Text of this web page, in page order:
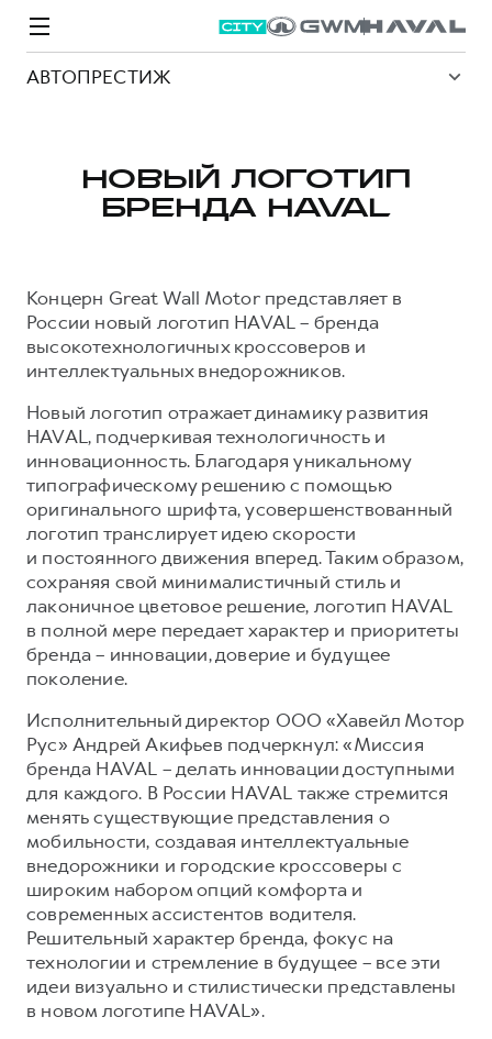
АВТОПРЕСТИЖ
M6
от 2 049 000 ₽
JOLION
от 2 049 000 ₽
DARGO
от 3 199 000 ₽
DARGO X
от 3 499 000 ₽
F7
от 2 899 000 ₽
F7X
от 3 599 000 ₽
POER
от 3 449 000 ₽
ВЫБОР И ПОКУПКА
Автомобили в наличии
Конфигуратор HAVAL
Аксессуары HAVAL
Каталоги и прайс-листы
Программа «HAVAL Защита+»
Тест-драйв
Трейд-ин
КРЕДИТ И СТРАХОВАНИЕ
Кредитный калькулятор
Кредит
КОРПОРАТИВНЫМ КЛИЕНТАМ
Для малого бизнеса
Корпоративным клиентам
Крупным корпоративным клиентам
Система управления автопарком
Сервис для корпоративных клиентов
HAVAL Лизинг
СЕРВИС
Все о сервисе
Запись на сервис
Моторное масло
Стоимость ТО
СЕРВИСНОЕ ОБСЛУЖИВАНИЕ
Нулевое ТО
Программа «Помощь на дороге»
Регламенты технического обслуживания
Электронный ПТС
ПОДДЕРЖКА
GWM Безопасность
Гарантия HAVAL
Мобильное приложение GWM
Программа «HAVAL Защита+»
Руководства по эксплуатации
АКСЕССУАРЫ HAVAL
СПЕЦПРЕДЛОЖЕНИЯ
Покупателям
Владельцам
БРЕНД HAVAL
О бренде
О GWM
ИНФОРМАЦИЯ О ДИЛЕРЕ
О дилере
Контакты
НОВЫЙ ЛОГОТИП
БРЕНДА HAVAL
Концерн Great Wall Motor представляет в
России новый логотип HAVAL – бренда
высокотехнологичных кроссоверов и
интеллектуальных внедорожников.
Новый логотип отражает динамику развития
HAVAL, подчеркивая технологичность и
инновационность. Благодаря уникальному
типографическому решению с помощью
оригинального шрифта, усовершенствованный
логотип транслирует идею скорости
и постоянного движения вперед. Таким образом,
сохраняя свой минималистичный стиль и
лаконичное цветовое решение, логотип HAVAL
в полной мере передает характер и приоритеты
бренда – инновации, доверие и будущее
поколение.
Исполнительный директор ООО «Хавейл Мотор
Рус» Андрей Акифьев подчеркнул: «Миссия
бренда HAVAL – делать инновации доступными
для каждого. В России HAVAL также стремится
менять существующие представления о
мобильности, создавая интеллектуальные
внедорожники и городские кроссоверы с
широким набором опций комфорта и
современных ассистентов водителя.
Решительный характер бренда, фокус на
технологии и стремление в будущее – все эти
идеи визуально и стилистически представлены
в новом логотипе HAVAL».